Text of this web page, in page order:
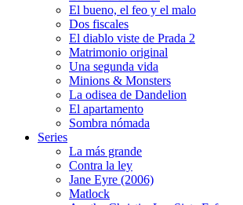
El bueno, el feo y el malo
Dos fiscales
El diablo viste de Prada 2
Matrimonio original
Una segunda vida
Minions & Monsters
La odisea de Dandelion
El apartamento
Sombra nómada
Series
La más grande
Contra la ley
Jane Eyre (2006)
Matlock